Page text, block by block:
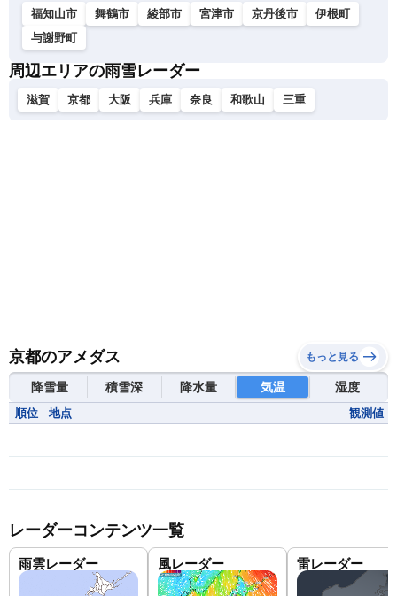
福知山市 舞鶴市 綾部市 宮津市 京丹後市
伊根町
与謝野町
周辺エリアの雨雪レーダー
滋賀 京都 大阪 兵庫 奈良 和歌山 三重
京都のアメダス もっと見る
降雪量 積雪深 降水量 気温 湿度
順位 地点 観測値
レーダーコンテンツ一覧
雨雲レーダー 風レーダー 雷レーダー